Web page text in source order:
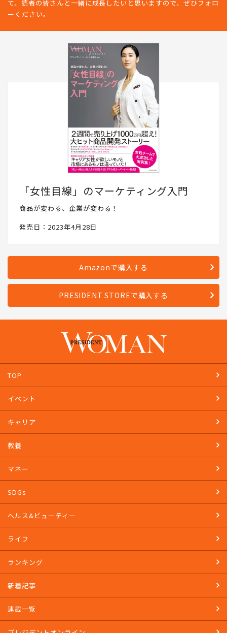
て、読者の皆さんと一緒に成長したいと思いますので、ぜひフォロ
ーください。
「女性目線」のマーケティング入門
商品が変わる、企業が変わる！
発売日：2023年4月28日
Amazonで購入する
PRESIDENT STOREで購入する
TOP
イベント
キャリア
教養
マネー
SDGs
ヘルス&ビューティー
ライフ
ランキング
新着記事
連載一覧